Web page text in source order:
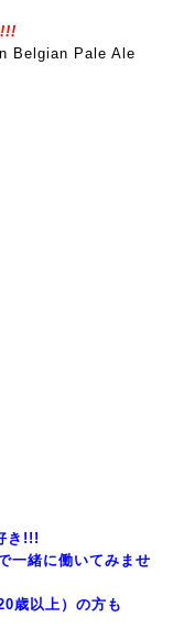
Belgian Pale Ale
き!!!
一緒に働いてみませ
歳以上）の方も